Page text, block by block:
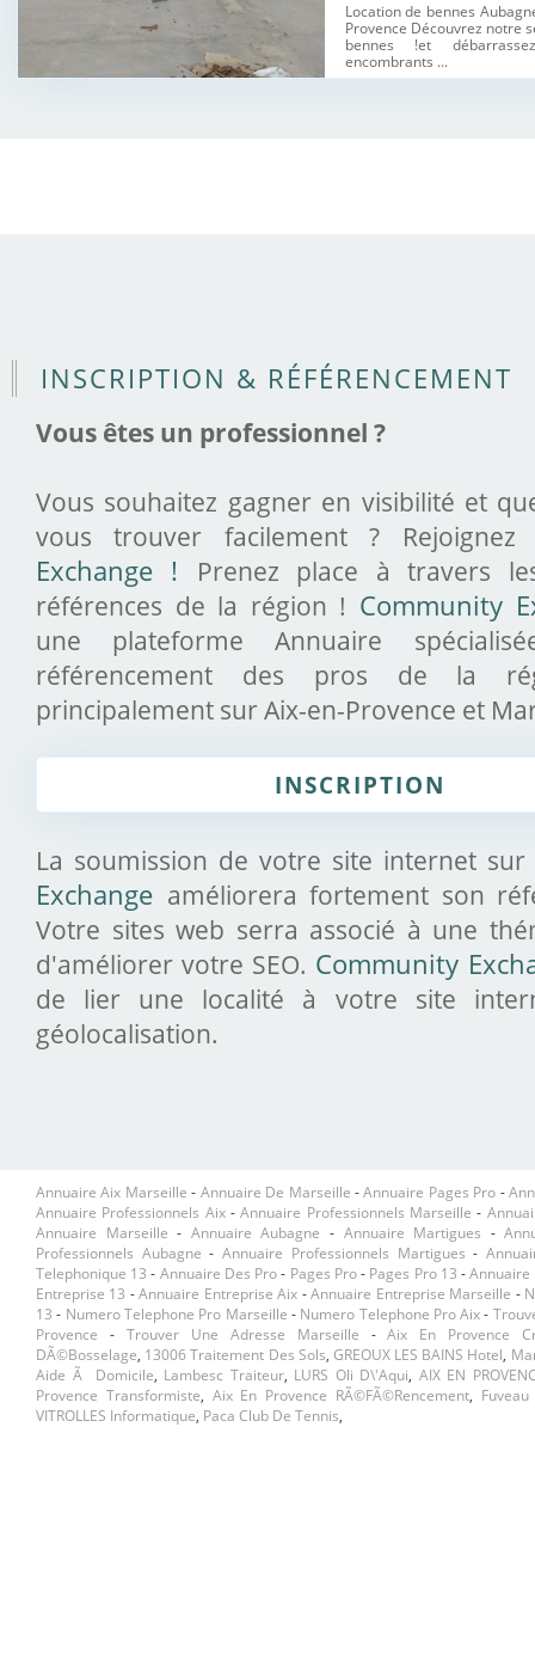
Location de bennes
Provence Découvrez notre
bennes !et
encombrants ...
INSCRIPTION & RÉFÉRENCEMENT
Vous êtes un professionnel ?
Vous souhaitez gagner en visibilité et
vous trouver facilement ?
Exchange ! Prenez place à travers
références de la région ! Community
une plateforme Annuaire
référencement des pros de la
principalement sur Aix-en-Provence et
INSCRIPTION
La soumission de votre site internet sur
Exchange améliorera fortement son
Votre sites web serra associé à une
d'améliorer votre SEO. Community
de lier une localité à votre site
géolocalisation.
Annuaire Aix Marseille - Annuaire De Marseille -Annuaire Pages Pro -
Annuaire Professionnels Aix -Annuaire Professionnels Marseille -
Annuaire Marseille - Annuaire Aubagne - Annuaire Martigues -
Professionnels Aubagne -Annuaire Professionnels Martigues -
Telephonique 13 - Annuaire Des Pro- Pages Pro- Pages Pro 13 -Annuaire
Entreprise 13 -Annuaire Entreprise Aix -Annuaire Entreprise Marseille -
13 - Numero Telephone Pro Marseille - Numero Telephone Pro Aix-
Provence - Trouver Une Adresse Marseille -Aix En Provence
DÃ©bosselage, 13006 Traitement Des Sols, GREOUX LES BAINS Hotel,
Aide Ã Domicile, Lambesc Traiteur, LURS Oli D\'aqui, AIX EN
Provence Transformiste, Aix En Provence RÃ©fÃ©rencement,
VITROLLES Informatique, Paca Club De Tennis,